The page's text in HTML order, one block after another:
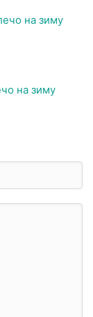
на зиму